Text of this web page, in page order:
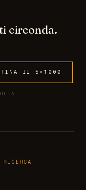
circonda.
IL 5×1000
RICERCA